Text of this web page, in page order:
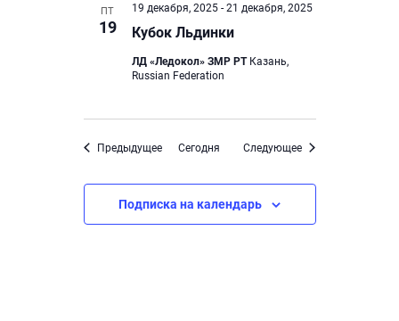
ПТ
19 Кубок Льдинки
19 декабря, 2025- 21 декабря, 2025
ЛД «Ледокол» ЗМР РТ Казань,
Russian Federation
ПредыдущееМероприятия
Cегодня СледующееМероприятия
Подписка на календарь